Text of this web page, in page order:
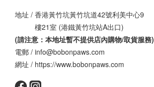
地址 / 香港黃竹坑黃竹坑道42號利美中心9
樓21室 (港鐵黃竹坑站A出口)
(請注意：本地址暫不提供店內購物/取貨服務)
電郵 / info@bobonpaws.com
網址 / https://www.bobonpaws.com